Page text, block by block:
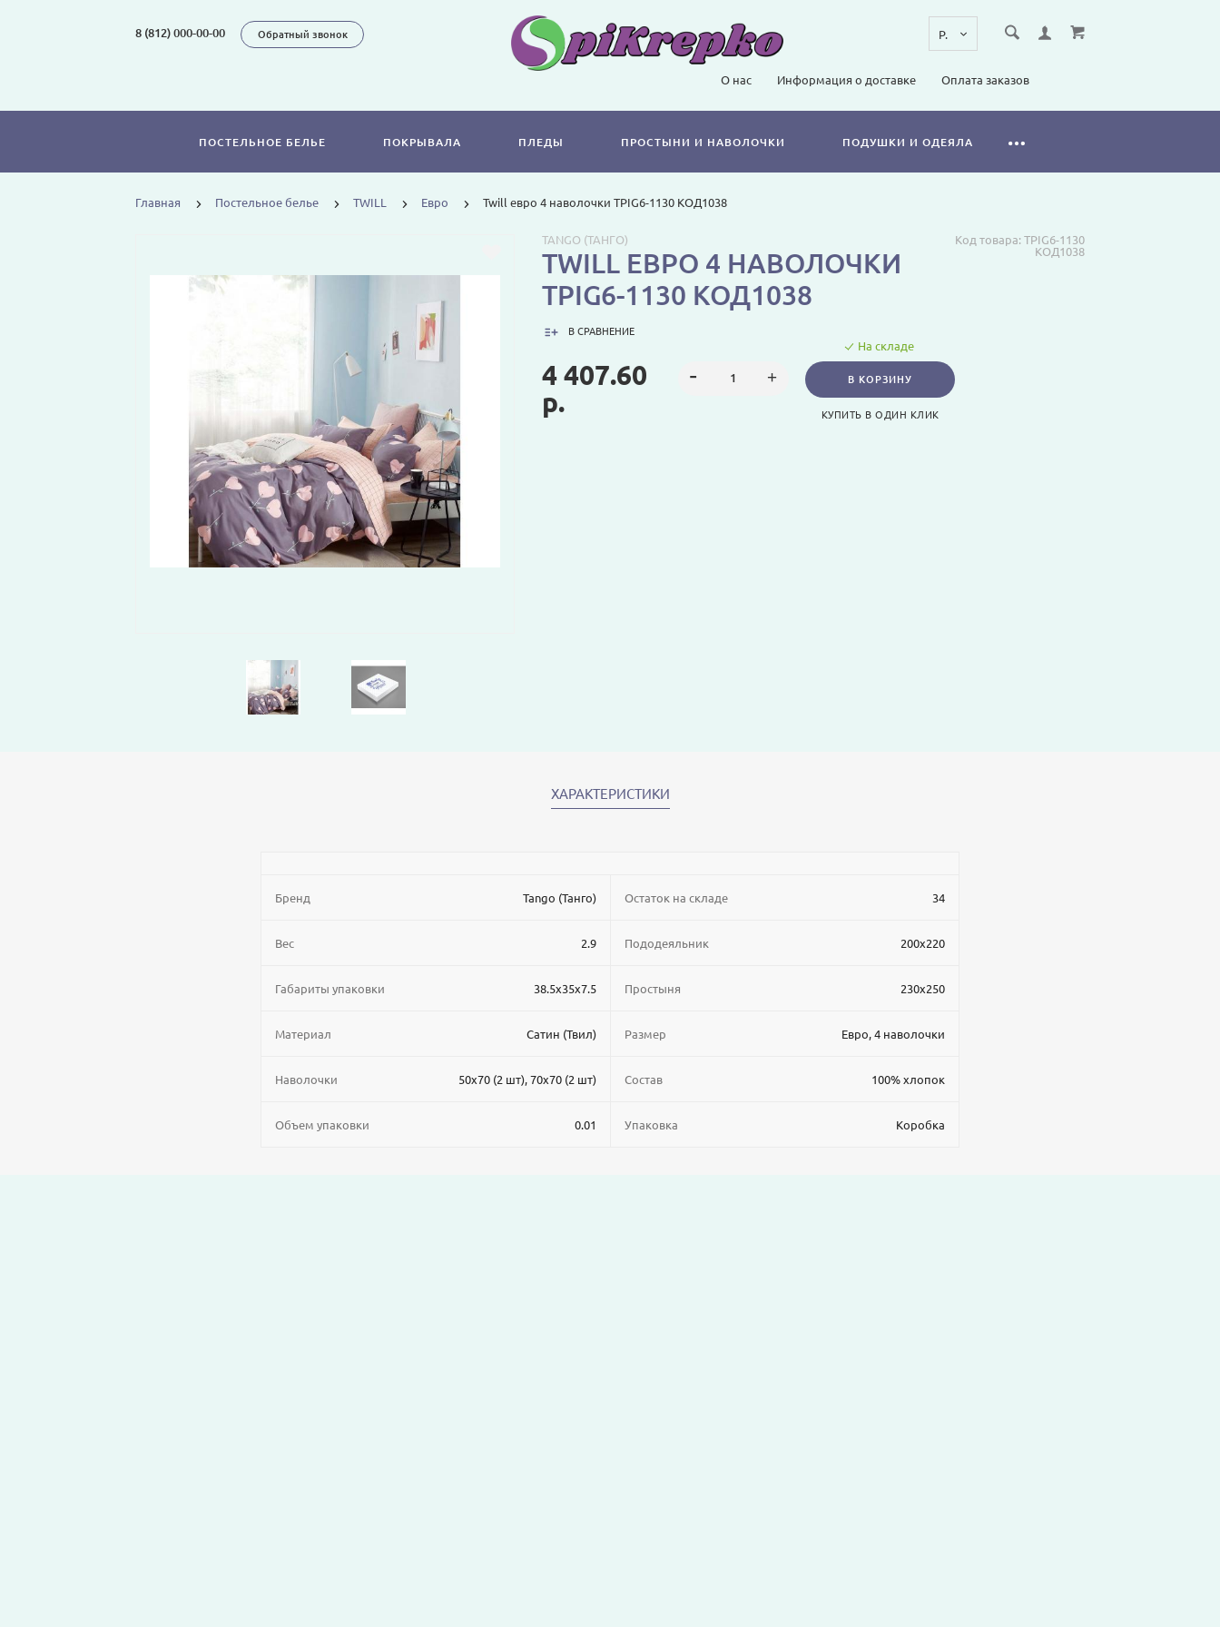
8 (812) 000-00-00 Обратный звонок
О нас Информация о доставке Оплата заказов
ПОСТЕЛЬНОЕ БЕЛЬЕ ПОКРЫВАЛА ПЛЕДЫ ПРОСТЫНИ И НАВОЛОЧКИ ПОДУШКИ И ОДЕЯЛА
Главная Постельное белье TWILL Евро Twill евро 4 наволочки TPIG6-1130 КОД1038
Код товара: TPIG6-1130
КОД1038
TANGO (ТАНГО)
TWILL ЕВРО 4 НАВОЛОЧКИ
TPIG6-1130 КОД1038
В СРАВНЕНИЕ
4 407.60
р.
На складе
В КОРЗИНУ
КУПИТЬ В ОДИН КЛИК
ХАРАКТЕРИСТИКИ
Бренд Tango (Танго)
Вес 2.9
Габариты упаковки 38.5x35x7.5
Материал Сатин (Твил)
Наволочки 50x70 (2 шт), 70x70 (2 шт)
Объем упаковки 0.01
Остаток на складе 34
Пододеяльник 200x220
Простыня 230x250
Размер Евро, 4 наволочки
Состав 100% хлопок
Упаковка Коробка